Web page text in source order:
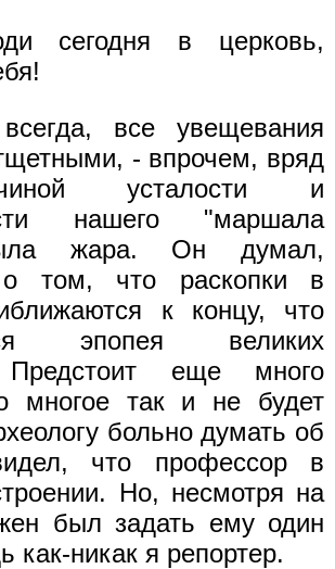
сегодня в церковь,
все увещевания
- впрочем, вряд
усталости и
нашего "маршала
жара. Он думал,
о том, что раскопки в
к концу, что
эпопея великих
Предстоит еще много
многое так и не будет
больно думать об
что профессор в
Но, несмотря на
был задать ему один
как-никак я репортер.